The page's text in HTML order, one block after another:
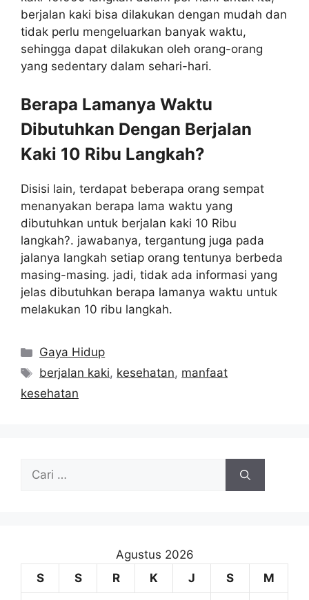
berjalan kaki bisa dilakukan dengan mudah dan
tidak perlu mengeluarkan banyak waktu,
sehingga dapat dilakukan oleh orang-orang
yang sedentary dalam sehari-hari.
Berapa Lamanya Waktu
Dibutuhkan Dengan Berjalan
Kaki 10 Ribu Langkah?
Disisi lain, terdapat beberapa orang sempat
menanyakan berapa lama waktu yang
dibutuhkan untuk berjalan kaki 10 Ribu
langkah?. jawabanya, tergantung juga pada
jalanya langkah setiap orang tentunya berbeda
masing-masing. jadi, tidak ada informasi yang
jelas dibutuhkan berapa lamanya waktu untuk
melakukan 10 ribu langkah.
Kategori
Gaya Hidup
Tag
berjalan kaki, kesehatan, manfaat
kesehatan
Cari
Agustus 2026
S
S R K J S M